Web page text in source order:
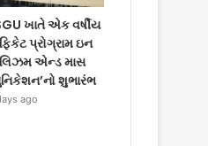
ખાતે એક વર્ષીય
પ્રોગ્રામ ઇન
એન્ડ માસ
શુભારંભ
ago